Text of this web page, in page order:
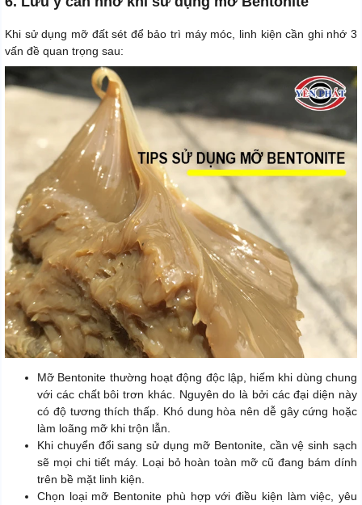
Khi sử dụng mỡ đất sét để bảo trì máy móc, linh kiện cần ghi nhớ 3
vấn đề quan trọng sau:
Mỡ Bentonite thường hoạt động độc lập, hiếm khi dùng chung
với các chất bôi trơn khác. Nguyên do là bởi các đại diện này
có độ tương thích thấp. Khó dung hòa nên dễ gây cứng hoặc
làm loãng mỡ khi trộn lẫn.
Khi chuyển đổi sang sử dụng mỡ Bentonite, cần vệ sinh sạch
sẽ mọi chi tiết máy. Loại bỏ hoàn toàn mỡ cũ đang bám dính
trên bề mặt linh kiện.
Chọn loại mỡ Bentonite phù hợp với điều kiện làm việc, yêu